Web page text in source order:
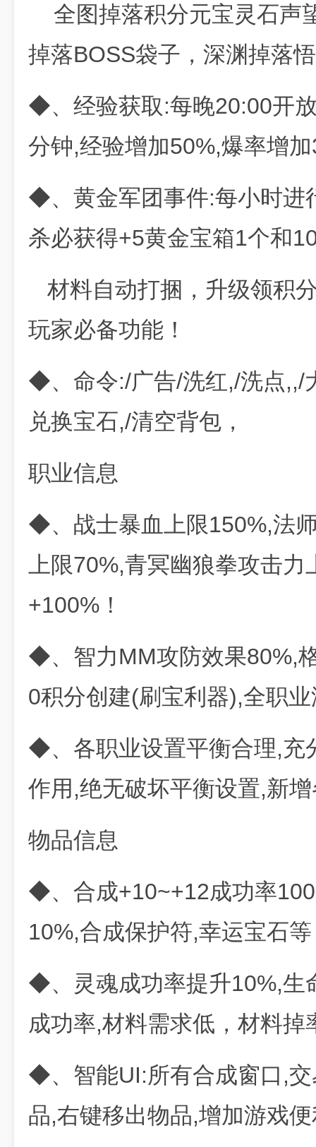
全图掉落积分元宝灵石声
掉落BOSS袋子，深渊掉落
◆、经验获取:每晚20:00开
分钟,经验增加50%,爆率增
◆、黄金军团事件:每小时进
杀必获得+5黄金宝箱1个和
材料自动打捆，升级领积
玩家必备功能！
◆、命令:/广告/洗红,/洗点,,/
兑换宝石,/清空背包，
职业信息
◆、战士暴血上限150%,法
上限70%,青冥幽狼拳攻击力
+100%！
◆、智力MM攻防效果80%,
0积分创建(刷宝利器),全职
◆、各职业设置平衡合理,充
作用,绝无破坏平衡设置,新
物品信息
◆、合成+10~+12成功率
10%,合成保护符,幸运宝石
◆、灵魂成功率提升10%,生
成功率,材料需求低，材料掉
◆、智能UI:所有合成窗口,
品,右键移出物品,增加游戏